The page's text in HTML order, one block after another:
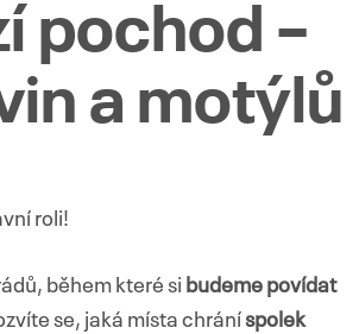
pochod –
a motýlů
roli!
během které si budeme povídat
se, jaká místa chrání spolek